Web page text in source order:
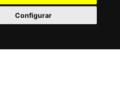
Configurar